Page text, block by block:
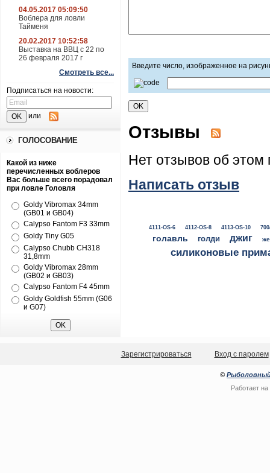
04.05.2017 05:09:50
Воблера для ловли
Тайменя
20.02.2017 10:52:58
Выставка на ВВЦ с 22 по
26 февраля 2017 г
Смотреть все...
Подписаться на новости:
или
ГОЛОСОВАНИЕ
Какой из ниже
перечисленных воблеров
Вас больше всего порадовал
при ловле Головля
Goldy Vibromax 34mm
(GB01 и GB04)
Calypso Fantom F3 33mm
Goldy Tiny G05
Calypso Chubb CH318
31,8mm
Goldy Vibromax 28mm
(GB02 и GB03)
Calypso Fantom F4 45mm
Goldy Goldfish 55mm (G06
и G07)
Введите число, изображенное на
Отзывы
Нет отзывов об этом
Написать отзыв
4111-OS-6 4112-OS-8 4113-OS-10
голавль голди джиг
силиконовые
Зарегистрироваться Вход с паролем
© Рыболовный
Работает